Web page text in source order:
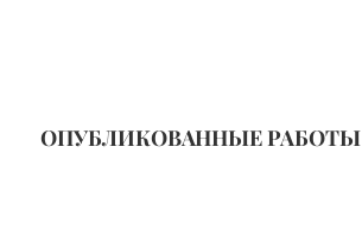
ОПУБЛИКОВАННЫЕ РАБОТЫ